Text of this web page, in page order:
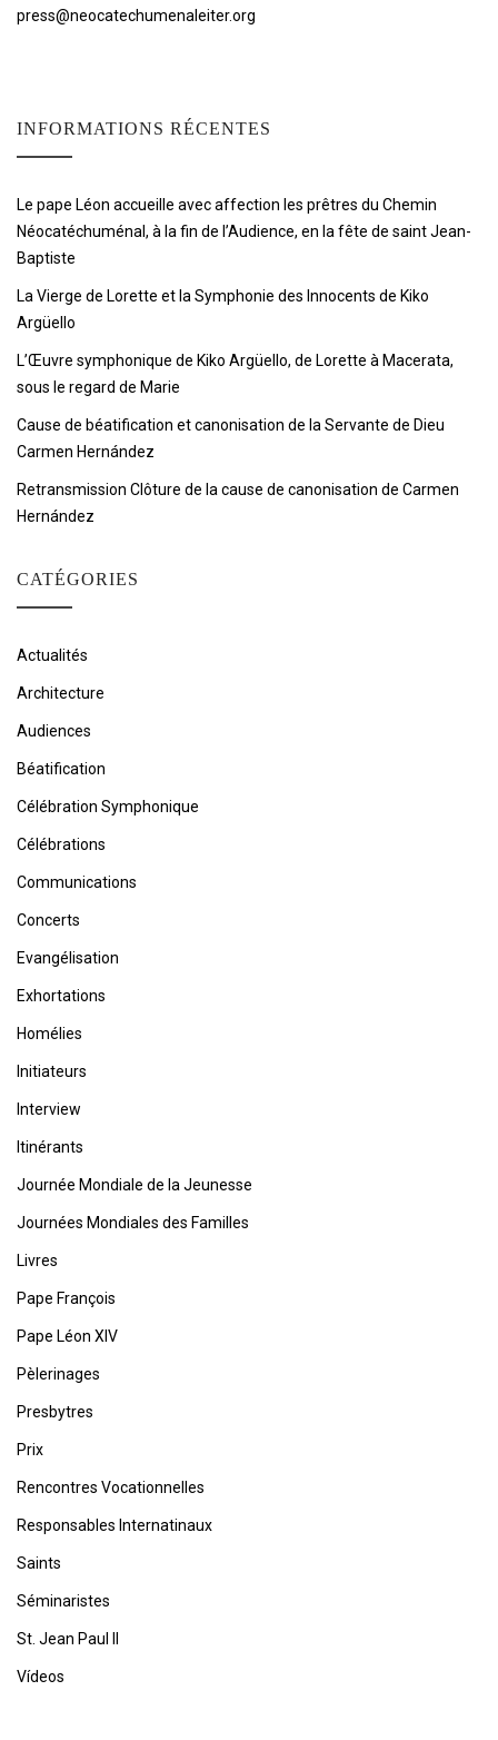
press@neocatechumenaleiter.org
INFORMATIONS RÉCENTES
Le pape Léon accueille avec affection les prêtres du Chemin
Néocatéchuménal, à la fin de l’Audience, en la fête de saint Jean-
Baptiste
La Vierge de Lorette et la Symphonie des Innocents de Kiko
Argüello
L’Œuvre symphonique de Kiko Argüello, de Lorette à Macerata,
sous le regard de Marie
Cause de béatification et canonisation de la Servante de Dieu
Carmen Hernández
Retransmission Clôture de la cause de canonisation de Carmen
Hernández
CATÉGORIES
Actualités
Architecture
Audiences
Béatification
Célébration Symphonique
Célébrations
Communications
Concerts
Evangélisation
Exhortations
Homélies
Initiateurs
Interview
Itinérants
Journée Mondiale de la Jeunesse
Journées Mondiales des Familles
Livres
Pape François
Pape Léon XIV
Pèlerinages
Presbytres
Prix
Rencontres Vocationnelles
Responsables Internatinaux
Saints
Séminaristes
St. Jean Paul II
Vídeos